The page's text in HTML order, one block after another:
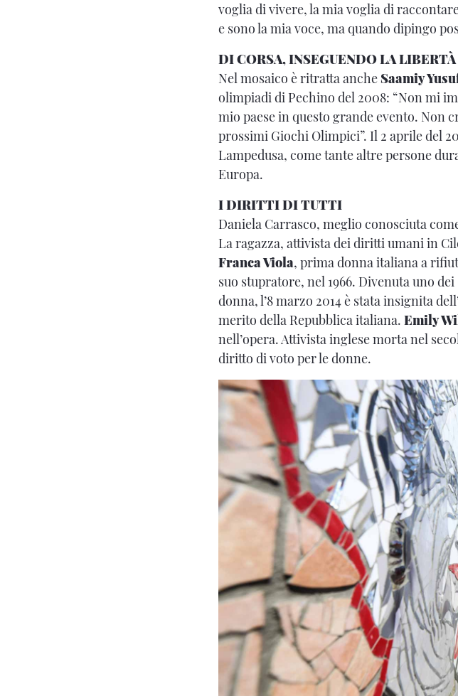
voglia di vivere, la mia voglia di
e sono la mia voce, ma quando dipingo
DI CORSA, INSEGUENDO LA LIBERTÀ
Nel mosaico è ritratta anche Saamiy
olimpiadi di Pechino del 2008: “Non mi
mio paese in questo grande evento. Non
prossimi Giochi Olimpici”. Il 2 aprile del
Lampedusa, come tante altre persone
Europa.
I DIRITTI DI TUTTI
Daniela Carrasco, meglio conosciuta
La ragazza, attivista dei diritti umani in
Franca Viola, prima donna italiana a
suo stupratore, nel 1966. Divenuta uno
donna, l’8 marzo 2014 è stata insignita
merito della Repubblica italiana. Emily
nell’opera. Attivista inglese morta nel
diritto di voto per le donne.